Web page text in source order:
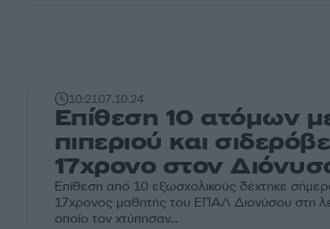
10:2107.10.24
Επίθεση 10 ατόμων
πιπεριού και
17χρονο στον
Επίθεση από 10 εξωσχολικούς δέχτηκε
17χρονος μαθητής του ΕΠΑΛ Διονύσου στη
οποίο τον χτύπησαν...